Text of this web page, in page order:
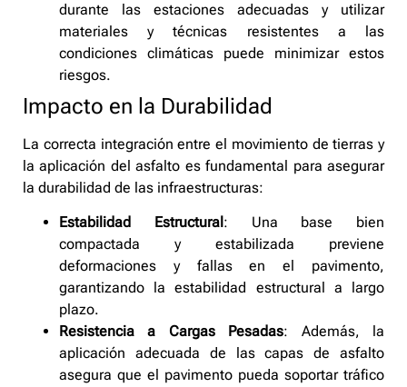
durante las estaciones adecuadas y utilizar
materiales y técnicas resistentes a las
condiciones climáticas puede minimizar estos
riesgos.
Impacto en la Durabilidad
La correcta integración entre el movimiento de tierras y
la aplicación del asfalto es fundamental para asegurar
la durabilidad de las infraestructuras:
Estabilidad Estructural : Una base bien
compactada y estabilizada previene
deformaciones y fallas en el pavimento,
garantizando la estabilidad estructural a largo
plazo.
Resistencia a Cargas Pesadas: Además, la
aplicación adecuada de las capas de asfalto
asegura que el pavimento pueda soportar tráfico